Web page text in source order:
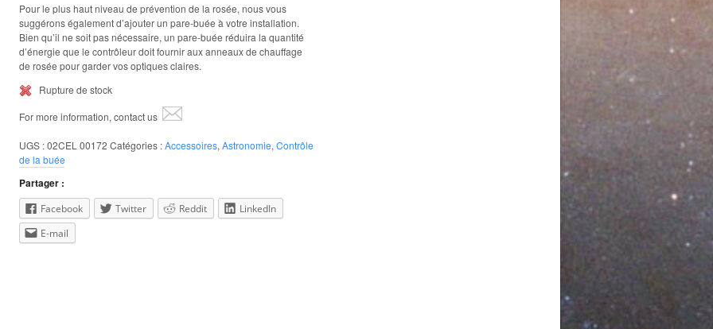
Pour le plus haut niveau de prévention de la rosée, nous vous
suggérons également d’ajouter un pare-buée à votre installation.
Bien qu’il ne soit pas nécessaire, un pare-buée réduira la quantité
d’énergie que le contrôleur doit fournir aux anneaux de chauffage
de rosée pour garder vos optiques claires.
Rupture de stock
For more information, contact us
UGS :02CEL 00172 Catégories :Accessoires, Astronomie, Contrôle
de la buée
Partager :
Facebook Twitter Reddit
LinkedIn
E-mail